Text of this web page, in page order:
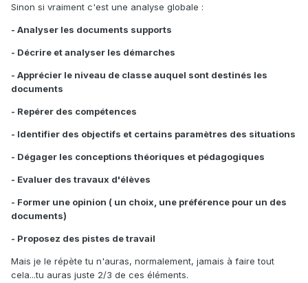
Sinon si vraiment c'est une analyse globale :
- Analyser les documents supports
- Décrire et analyser les démarches
- Apprécier le niveau de classe auquel sont destinés les
documents
- Repérer des compétences
- Identifier des objectifs et certains paramètres des situations
- Dégager les conceptions théoriques et pédagogiques
- Evaluer des travaux d'élèves
- Former une opinion ( un choix, une préférence pour un des
documents)
- Proposez des pistes de travail
Mais je le répète tu n'auras, normalement, jamais à faire tout
cela...tu auras juste 2/3 de ces éléments.